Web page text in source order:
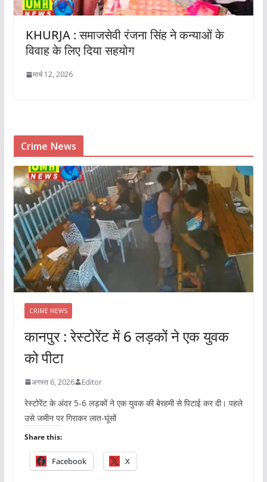
KHURJA : समाजसेवी रंजना सिंह ने कन्याओं के
विवाह के लिए दिया सहयोग
मार्च 12, 2026
Crime News
CRIME NEWS
कानपुर : रेस्टोरेंट में 6 लड़कों ने एक युवक
को पीटा
अगस्त 6, 2026 Editor
रेस्टोरेंट के अंदर 5-6 लड़कों ने एक युवक की बेरहमी से पिटाई कर दी। पहले
उसे जमीन पर गिराकर लात-घूंसों
Share this:
Facebook X